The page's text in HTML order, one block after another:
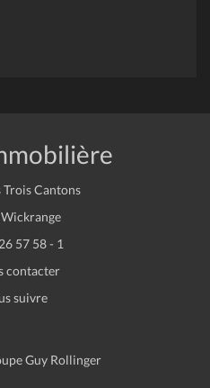
Cantons
57 58 - 1
contacter
suivre
Guy Rollinger